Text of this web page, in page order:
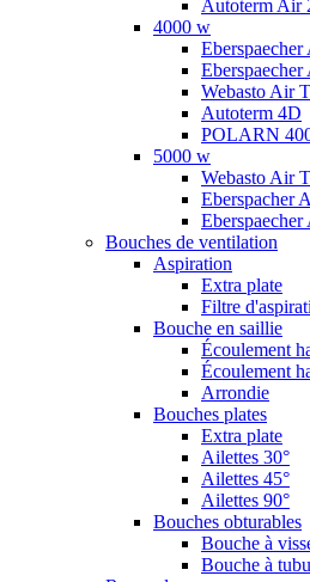
Autoterm Air
4000 w
Webasto Air
Autoterm 4D
POLARN
5000 w
Webasto Air
Eberspacher
Bouches de ventilation
Aspiration
Extra plate
Filtre
Bouche en saillie
Écoulement
Écoulement
Arrondie
Bouches plates
Extra plate
Ailettes 30°
Ailettes 45°
Ailettes 90°
Bouches obturables
Bouche à
Bouche à